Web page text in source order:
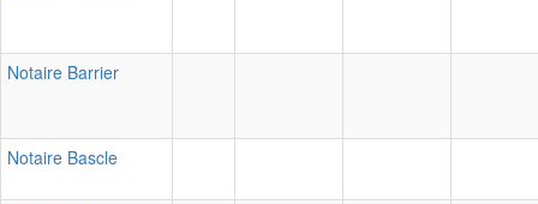
Notaire Barrier
Notaire Bascle